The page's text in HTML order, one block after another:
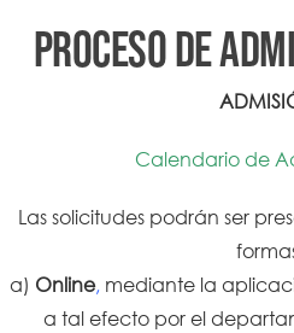
PROCESO DE
Calendario de
Las solicitudes podrán ser
a) Online,mediante la
a tal efecto por el